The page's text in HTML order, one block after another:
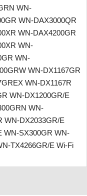
WN-
WN-DAX3000QR
WN-DAX4200GR
WN-
WN-
WN-DX1167GR
WN-DX1167R
WN-DX1200GR/E
WN-
WN-DX2033GR/E
WN-SX300GR WN-
TX4266GR/E Wi-Fi